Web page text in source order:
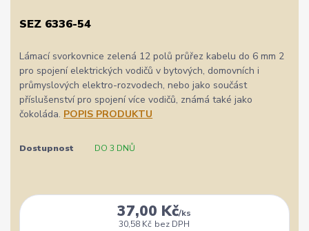
SEZ 6336-54
Lámací svorkovnice zelená 12 polů průřez kabelu do 6 mm 2
pro spojení elektrických vodičů v bytových, domovních i
průmyslových elektro-rozvodech, nebo jako součást
příslušenství pro spojení více vodičů, známá také jako
čokoláda. POPIS PRODUKTU
Dostupnost DO 3 DNŮ
37,00 Kč/ks
30,58 Kč bez DPH